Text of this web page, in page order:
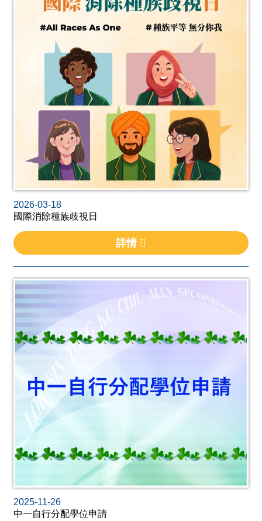
2026-03-18
國際消除種族歧視日
詳情
2025-11-26
中一自行分配學位申請